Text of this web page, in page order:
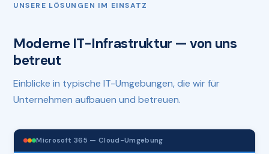
UNSERE LÖSUNGEN IM EINSATZ
Moderne IT-Infrastruktur — von uns
betreut
Einblicke in typische IT-Umgebungen, die wir für
Unternehmen aufbauen und betreuen.
Microsoft 365 — Cloud-Umgebung